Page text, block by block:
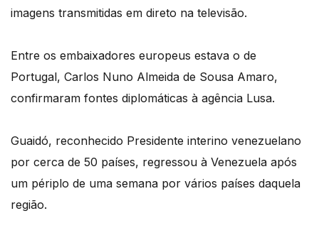
imagens transmitidas em direto na televisão.
Entre os embaixadores europeus estava o de
Portugal, Carlos Nuno Almeida de Sousa Amaro,
confirmaram fontes diplomáticas à agência Lusa.
Guaidó, reconhecido Presidente interino venezuelano
por cerca de 50 países, regressou à Venezuela após
um périplo de uma semana por vários países daquela
região.